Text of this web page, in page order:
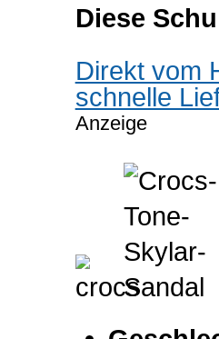
Diese
Direkt vom
schnelle
Anzeige